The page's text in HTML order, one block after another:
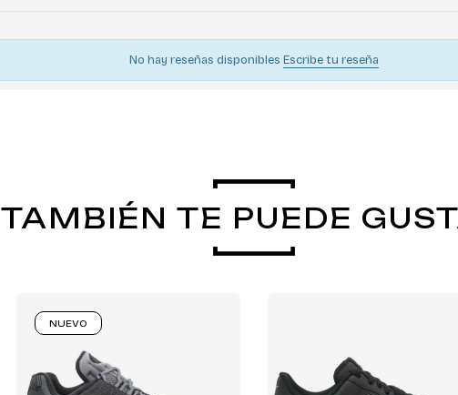
No hay reseñas disponibles Escribe tu reseña
TAMBIÉN TE PUEDE
NUEVO